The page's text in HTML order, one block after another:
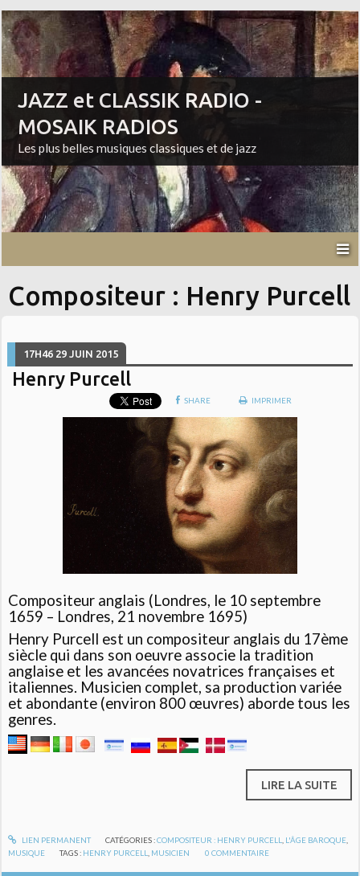
JAZZ et CLASSIK RADIO -
MOSAIK RADIOS
Les plus belles musiques classiques et de jazz
Compositeur : Henry Purcell
17H46 29 JUIN 2015
Henry Purcell
SHARE IMPRIMER
Compositeur anglais (Londres, le 10 septembre
1659 – Londres, 21 novembre 1695)
Henry Purcell est un compositeur anglais du 17ème
siècle qui dans son oeuvre associe la tradition
anglaise et les avancées novatrices françaises et
italiennes. Musicien complet, sa production variée
et abondante (environ 800 œuvres) aborde tous les
genres.
LIRE LA SUITE
LIEN PERMANENT CATÉGORIES :COMPOSITEUR : HENRY PURCELL L'ÂGE BAROQUE,
MUSIQUE
TAGS : HENRY PURCELL MUSICIEN 0 COMMENTAIRE